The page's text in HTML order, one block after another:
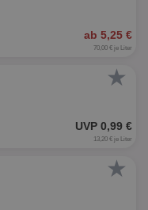
ab 5,25 €
70,00 € je Liter
★
UVP 0,99 €
13,20 € je Liter
★